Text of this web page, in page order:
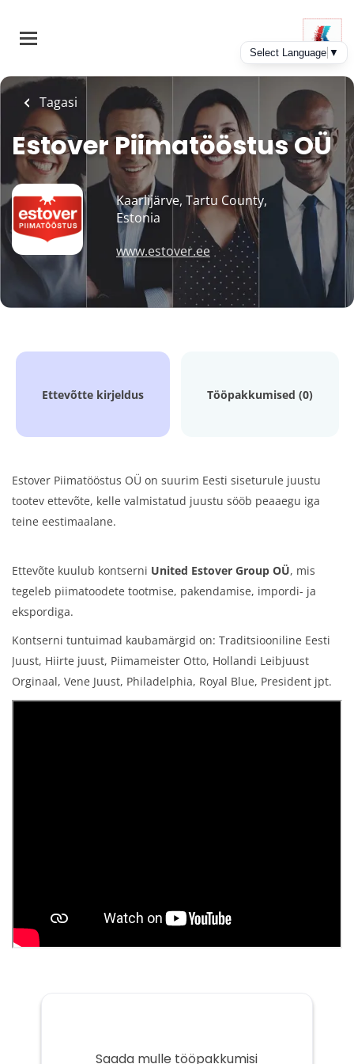
main
Tagasi
Estover Piimatööstus OÜ
Kaarlijärve, Tartu County,
Estonia
www.estover.ee
Ettevõtte kirjeldus Tööpakkumised (0)
Estover Piimatööstus OÜ on suurim Eesti siseturule juustu
tootev ettevõte, kelle valmistatud juustu sööb peaaegu iga
teine eestimaalane.
Ettevõte kuulub kontserni United Estover Group OÜ, mis
tegeleb piimatoodete tootmise, pakendamise, impordi- ja
ekspordiga.
Kontserni tuntuimad kaubamärgid on: Traditsiooniline Eesti
Juust, Hiirte juust, Piimameister Otto, Hollandi Leibjuust
Orginaal, Vene Juust, Philadelphia, Royal Blue, President jpt.
Saada mulle tööpakkumisi